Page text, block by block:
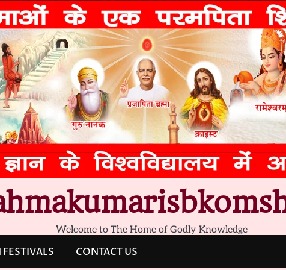
Welcome to The Home of Godly Knowledge
CONTACT US